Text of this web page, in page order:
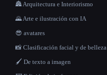
🏯 Arquitectura e Interiorismo
🌄 Arte e ilustración con IA
😎 avatares
📸 Clasificación facial y de belleza
🖌️ De texto a imagen